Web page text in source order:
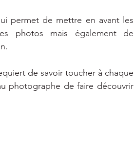
permet de mettre en avant les
photos mais également de
de savoir toucher à chaque
photographe de faire découvrir